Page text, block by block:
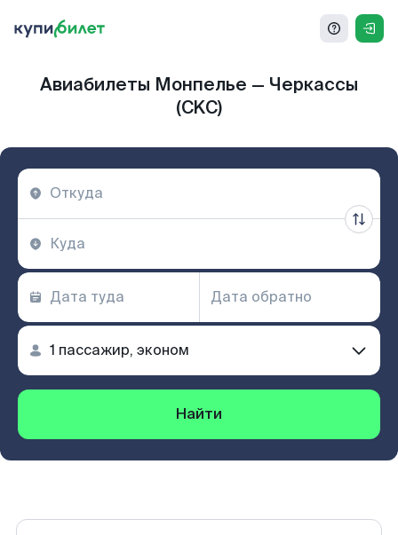
Авиабилеты Монпелье — Черкассы
(CKC)
Найти